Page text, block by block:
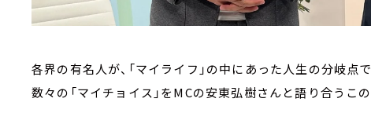
各界の有名人が、「マイライフ」の中にあった人生の分岐点
数々の「マイチョイス」をMCの安東弘樹さんと語り合うこの